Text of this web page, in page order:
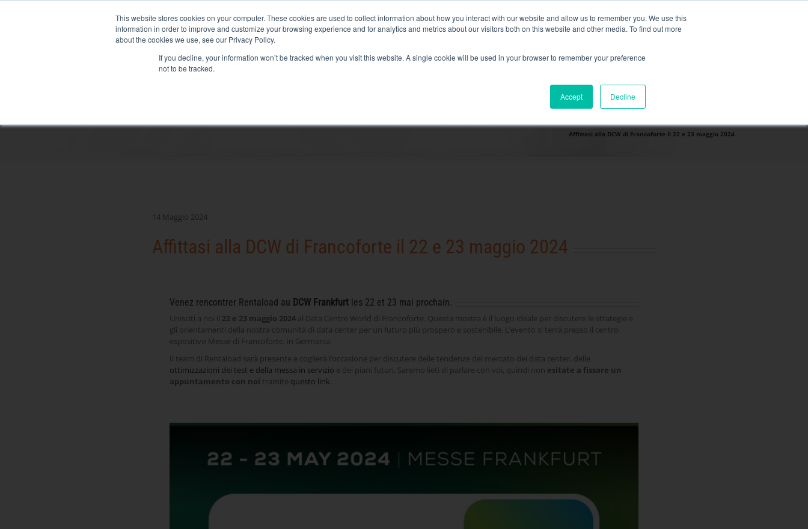
This website stores cookies on your computer. These cookies are used to collect information about how you interact with our website and allow us to remember you. We use this
information in order to improve and customize your browsing experience and for analytics and metrics about our visitors both on this website and other media. To find out more
about the cookies we use, see our Privacy Policy.
If you decline, your information won’t be tracked when you visit this website. A single cookie will be used in your browser to remember your preference
not to be tracked.
Accept Decline
NEW FLEET: MIXY 200: Liquid+Air Smart Load Bank per soluzioni raffreddate direttamente a liquido, maggiori informazioni qui
SECTEURS ET SOLUTIONS
Test della batteria
CONTATTO
Affittasi alla DCW di Francoforte il 22 e 23 maggio 2024
14 Maggio 2024
Affittasi alla DCW di Francoforte il 22 e 23 maggio 2024
Venez rencontrer Rentaload au DCW Frankfurt les 22 et 23 mai prochain.
Unisciti a noi il 22 e 23 maggio 2024 al Data Centre World di Francoforte. Questa mostra è il luogo ideale per discutere le strategie e
gli orientamenti della nostra comunità di data center per un futuro più prospero e sostenibile. L’evento si terrà presso il centro
espositivo Messe di Francoforte, in Germania.
Il team di Rentaload sarà presente e coglierà l’occasione per discutere delle tendenze del mercato dei data center, delle
ottimizzazioni dei test e della messa in servizio e dei piani futuri. Saremo lieti di parlare con voi, quindi non esitate a fissare un
appuntamento con noi tramite questo link.